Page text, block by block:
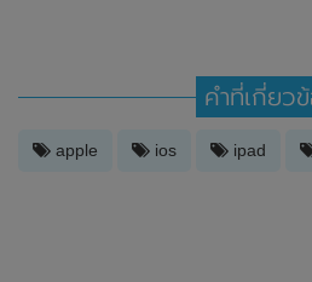
คำที่เกี่ยว
apple ios ipad